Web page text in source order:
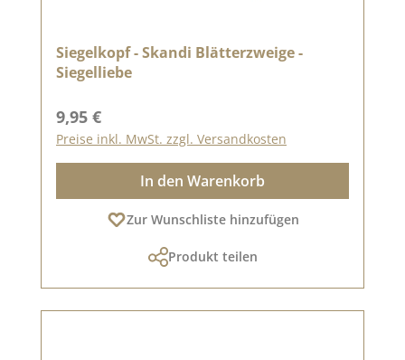
Siegelkopf - Skandi Blätterzweige -
Siegelliebe
Regulärer Preis:
9,95 €
Preise inkl. MwSt. zzgl. Versandkosten
In den Warenkorb
Zur Wunschliste hinzufügen
Produkt teilen